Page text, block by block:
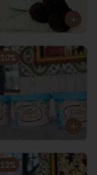
10%
12%